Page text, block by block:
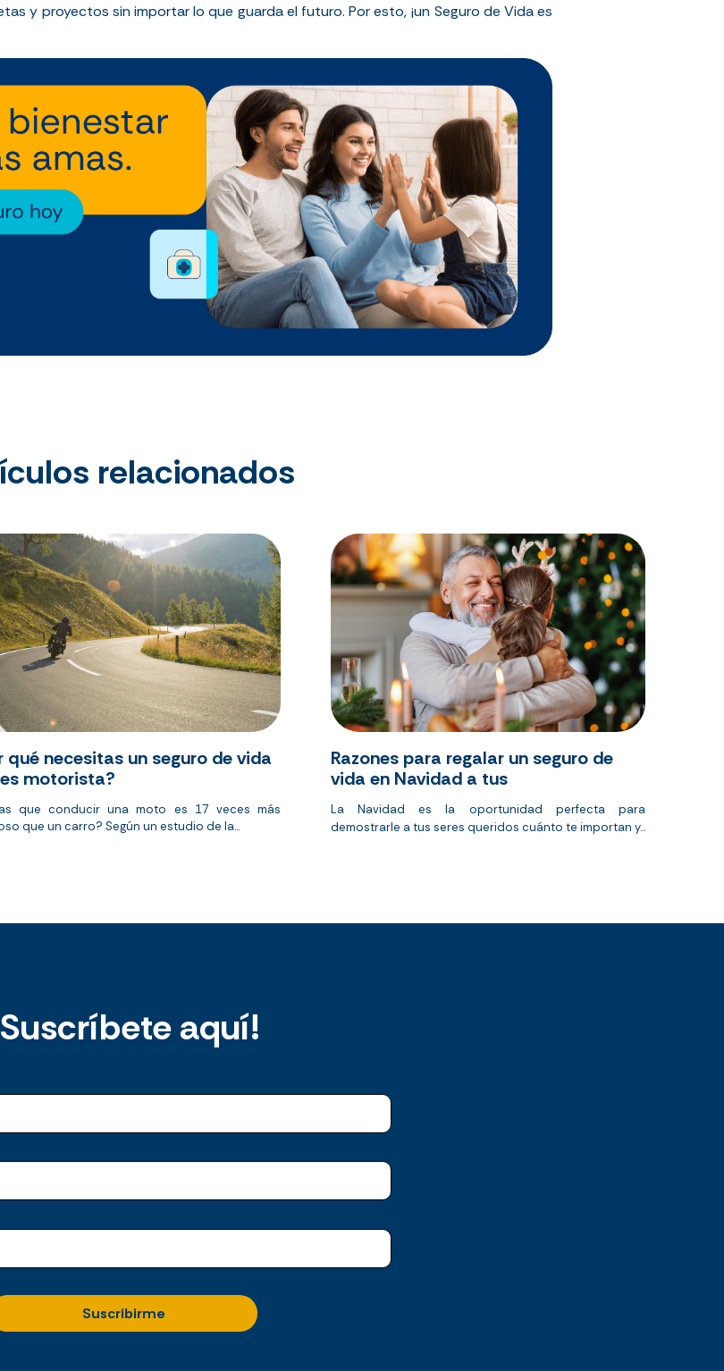
y proyectos sin importar lo que guarda el futuro. Por esto, ¡un Seguro de Vida es
relacionados
qué necesitas un seguro de vida
motorista?
que conducir una moto es 17 veces más
que un carro? Según un estudio de la...
Razones para regalar un seguro de
vida en Navidad a tus
La Navidad es la oportunidad perfecta para
demostrarle a tus seres queridos cuánto te importan y...
aquí!